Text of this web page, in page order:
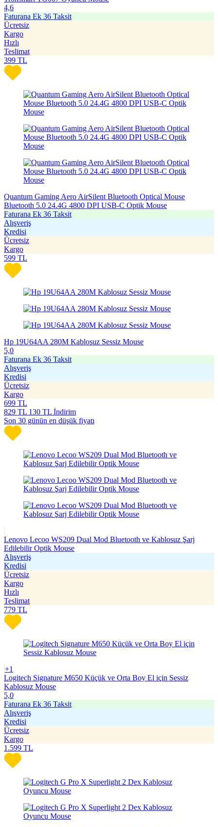
4,6
Faturana Ek 36 Taksit
Ücretsiz
Kargo
Hızlı
Teslimat
399 TL
Quantum Gaming Aero AirSilent Bluetooth Optical Mouse
Bluetooth 5.0 24.4G 4800 DPI USB-C Optik Mouse
Faturana Ek 36 Taksit
Alışveriş
Kredisi
Ücretsiz
Kargo
599 TL
Hp 19U64AA 280M Kablosuz Sessiz Mouse
5,0
Faturana Ek 36 Taksit
Alışveriş
Kredisi
Ücretsiz
Kargo
699 TL
829 TL 130 TL İndirim
Son 30 günün en düşük fiyatı
Lenovo Lecoo WS209 Dual Mod Bluetooth ve Kablosuz Şarj
Edilebilir Optik Mouse
Alışveriş
Kredisi
Ücretsiz
Kargo
Hızlı
Teslimat
779 TL
+1
Logitech Signature M650 Küçük ve Orta Boy El için Sessiz
Kablosuz Mouse
5,0
Faturana Ek 36 Taksit
Alışveriş
Kredisi
Ücretsiz
Kargo
1.599 TL